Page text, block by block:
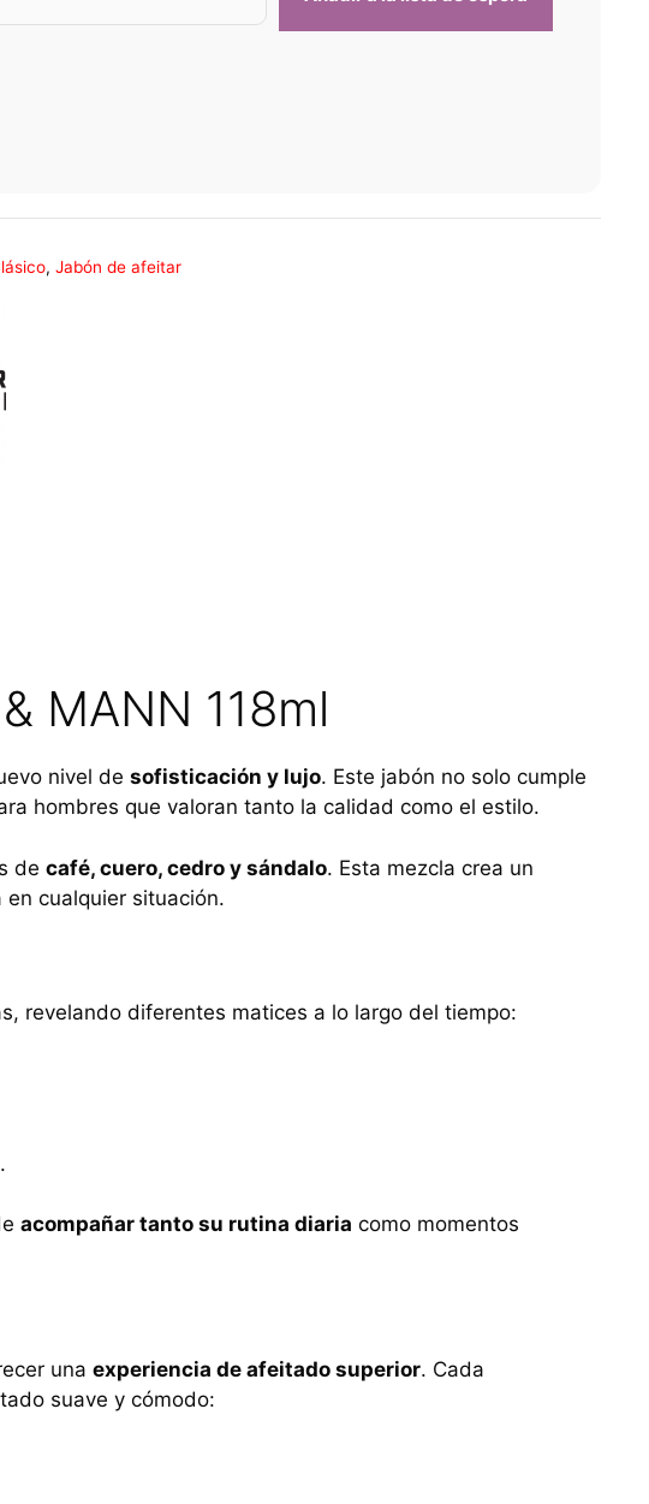
,Jabón de afeitar
MANN 118ml
nivel de sofisticación y lujo. Este jabón no solo cumple
hombres que valoran tanto la calidad como el estilo.
de café, cuero, cedro y sándalo. Esta mezcla crea un
cualquier situación.
revelando diferentes matices a lo largo del tiempo:
acompañar tanto su rutina diaria como momentos
una experiencia de afeitado superior. Cada
suave y cómodo: